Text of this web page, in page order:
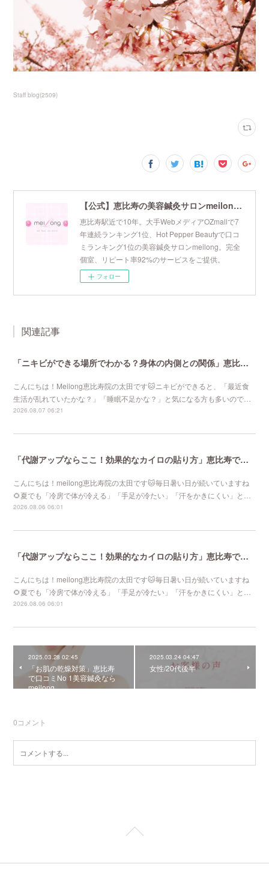
Staff blog(2509)
【公式】恵比寿の美容鍼灸サロンmeilong｜ツボを押さえた針・お灸の治療で美容と健康を叶えます
恵比寿駅近で10年。大手WebメディアOZmallで7
年連続ランキング1位、Hot Pepper Beautyで口コ
ミランキング1位の美容鍼灸サロンmeilong。完全
個室、リピート率92%のサービスをご提供。
フォロー
関連記事
「ニキビができる場所でわかる？身体の内側との関係」恵比寿で口コミNo 1美容鍼灸ならmeilong
こんにちは！Meilong恵比寿院の太田です🐱ニキビができると、「最近食
生活が乱れていたかな？」「睡眠不足かな？」と気になる方も多いので…
2026.08.07 06:21
「代謝アップならここ！効果的なカイロの貼り方」恵比寿で口コミNo 1美容鍼灸ならmeilong
こんにちは！meilong恵比寿院の太田です🐱毎日暑い日が続いていますね
🌻夏でも「冷房で体が冷える」「手足が冷たい」「汗をかきにくい」と…
2026.08.06 06:01
「代謝アップならここ！効果的なカイロの貼り方」恵比寿で口コミNo 1美容鍼灸ならmeilong
こんにちは！meilong恵比寿院の太田です🐱毎日暑い日が続いていますね
🌻夏でも「冷房で体が冷える」「手足が冷たい」「汗をかきにくい」と…
2026.08.06 06:01
2025.03.28 02:45
「お肌の乾燥対策」恵比寿
で口コミNo 1美容鍼灸なら
meilong
2025.03.24 04:47
女性/20代後半
0コメント